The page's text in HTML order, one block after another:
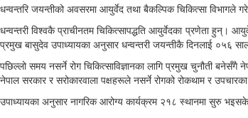
धन्वन्तरि जयन्तीको अवसरमा आयुर्वेद तथा बैकल्पिक चिकित्सा विभागले
धन्वन्तरी विश्वकै प्राचीनतम चिकित्सापद्धति आयुर्वेदका प्रणेता हुन्।
प्रमुख बासुदेव उपाध्यायका अनुसार धन्वन्तरी जयन्तीकै दिनलाई ०५६
पछिल्लो समय नसर्ने रोग चिकित्साविज्ञानका लागि प्रमुख चुनौती
नेपाल सरकार र सरोकारवाला पक्षहरूले नसर्ने रोगको रोकथाम र
उपाध्यायका अनुसार नागरिक आरोग्य कार्यक्रम २१८ स्थानमा सुरु